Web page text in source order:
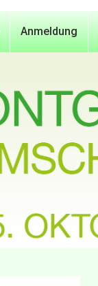
Anmeldung